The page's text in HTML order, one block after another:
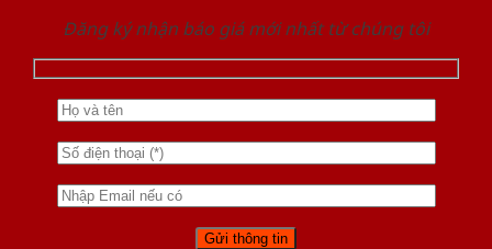
Đăng ký nhận báo giá mới nhất từ chúng tôi